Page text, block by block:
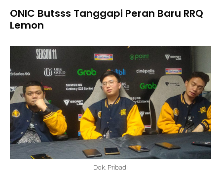
ONIC Butsss Tanggapi Peran Baru RRQ
Lemon
Dok. Pribadi